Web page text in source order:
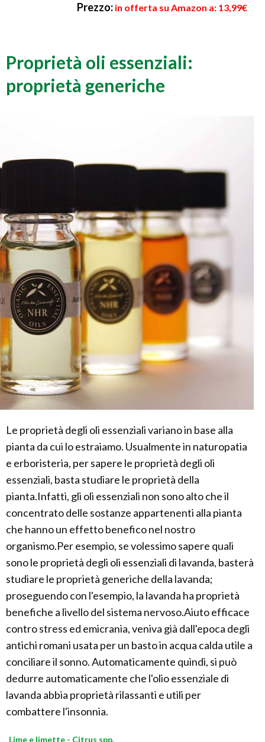
Prezzo: in offerta su Amazon a: 13,99€
Proprietà oli essenziali:
proprietà generiche
Le proprietà degli oli essenziali variano in base alla
pianta da cui lo estraiamo. Usualmente in naturopatia
e erboristeria, per sapere le proprietà degli oli
essenziali, basta studiare le proprietà della
pianta.Infatti, gli oli essenziali non sono alto che il
concentrato delle sostanze appartenenti alla pianta
che hanno un effetto benefico nel nostro
organismo.Per esempio, se volessimo sapere quali
sono le proprietà degli oli essenziali di lavanda, basterà
studiare le proprietà generiche della lavanda;
proseguendo con l'esempio, la lavanda ha proprietà
benefiche a livello del sistema nervoso.Aiuto efficace
contro stress ed emicrania, veniva già dall'epoca degli
antichi romani usata per un basto in acqua calda utile a
conciliare il sonno. Automaticamente quindi, si può
dedurre automaticamente che l'olio essenziale di
lavanda abbia proprietà rilassanti e utili per
combattere l'insonnia.
Lime e limette - Citrus spp.